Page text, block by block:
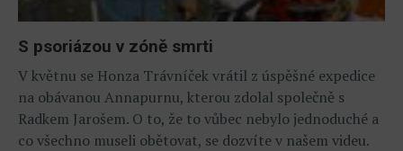
S psoriázou v zóně smrti
V květnu se Honza Trávníček vrátil z úspěšné expedice
na obávanou Annapurnu, kterou zdolal společně s
Radkem Jarošem. O to, že to vůbec nebylo jednoduché a
co všechno museli obětovat, se dozvíte v našem videu.